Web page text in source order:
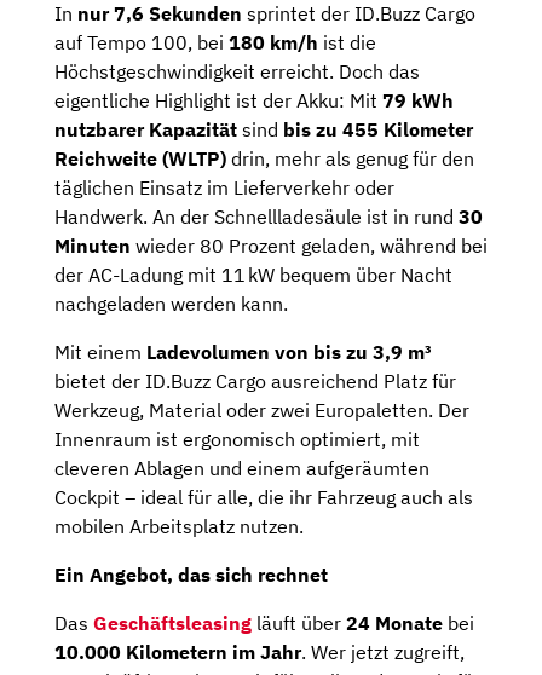
In nur 7,6 Sekunden sprintet der ID.Buzz Cargo
auf Tempo 100, bei 180 km/h ist die
Höchstgeschwindigkeit erreicht. Doch das
eigentliche Highlight ist der Akku: Mit 79 kWh
nutzbarer Kapazität sind bis zu 455 Kilometer
Reichweite (WLTP) drin, mehr als genug für den
täglichen Einsatz im Lieferverkehr oder
Handwerk. An der Schnellladesäule ist in rund 30
Minuten wieder 80 Prozent geladen, während bei
der AC-Ladung mit 11 kW bequem über Nacht
nachgeladen werden kann.
Mit einem Ladevolumen von bis zu 3,9 m³
bietet der ID.Buzz Cargo ausreichend Platz für
Werkzeug, Material oder zwei Europaletten. Der
Innenraum ist ergonomisch optimiert, mit
cleveren Ablagen und einem aufgeräumten
Cockpit – ideal für alle, die ihr Fahrzeug auch als
mobilen Arbeitsplatz nutzen.
Ein Angebot, das sich rechnet
Das Geschäftsleasing läuft über 24 Monate bei
10.000 Kilometern im Jahr. Wer jetzt zugreift,